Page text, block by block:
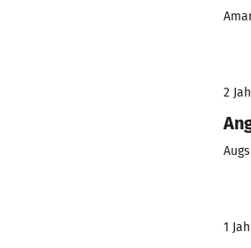
2
1